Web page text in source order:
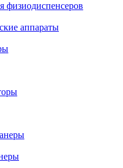
физиодиспенсеров
аппараты